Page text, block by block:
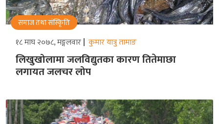
समाज तथा संस्किृति
१८ माघ २०७८, मङ्गलवार कुमार यात्रु तामाङ
लिखुखोलामा जलविद्युतका कारण तितेमाछा
लगायत जलचर लोप